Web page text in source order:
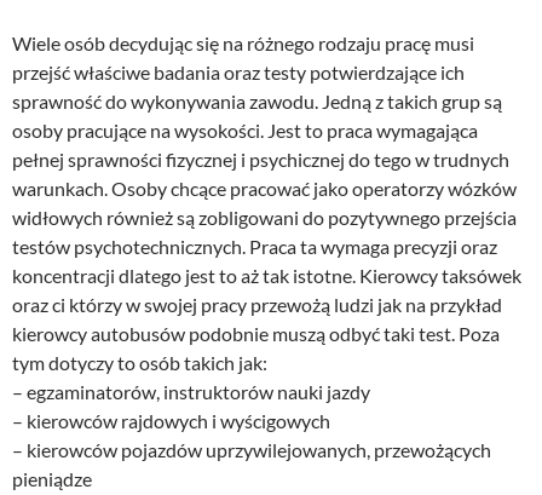
Wiele osób decydując się na różnego rodzaju pracę musi
przejść właściwe badania oraz testy potwierdzające ich
sprawność do wykonywania zawodu. Jedną z takich grup są
osoby pracujące na wysokości. Jest to praca wymagająca
pełnej sprawności fizycznej i psychicznej do tego w trudnych
warunkach. Osoby chcące pracować jako operatorzy wózków
widłowych również są zobligowani do pozytywnego przejścia
testów psychotechnicznych. Praca ta wymaga precyzji oraz
koncentracji dlatego jest to aż tak istotne. Kierowcy taksówek
oraz ci którzy w swojej pracy przewożą ludzi jak na przykład
kierowcy autobusów podobnie muszą odbyć taki test. Poza
tym dotyczy to osób takich jak:
– egzaminatorów, instruktorów nauki jazdy
– kierowców rajdowych i wyścigowych
– kierowców pojazdów uprzywilejowanych, przewożących
pieniądze